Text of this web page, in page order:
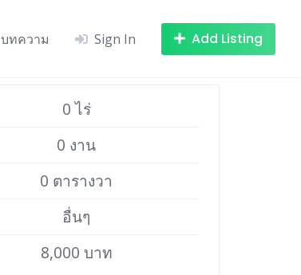
บทความ Sign In Add Listing
0 ไร่
0 งาน
0 ตารางวา
อื่นๆ
8,000 บาท